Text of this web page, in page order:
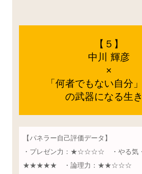
【５】
中川 輝彦
×
「何者でもない自分
の武器になる生
【パネラー自己評価データ】
・プレゼン力：★☆☆☆☆ ・やる気・
★★★★★ ・論理力：★★☆☆☆